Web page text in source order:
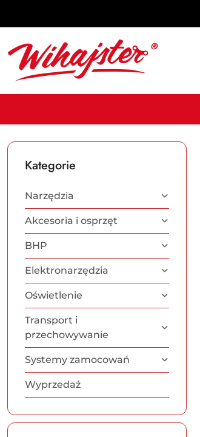
Kategorie
Narzędzia
Akcesoria i osprzęt
BHP
Elektronarzędzia
Oświetlenie
Transport i
przechowywanie
Systemy zamocowań
Wyprzedaż